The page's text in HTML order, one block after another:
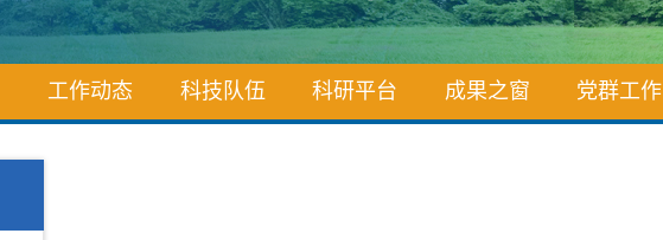
工作动态 科技队伍 科研平台 成果之窗 党群工作